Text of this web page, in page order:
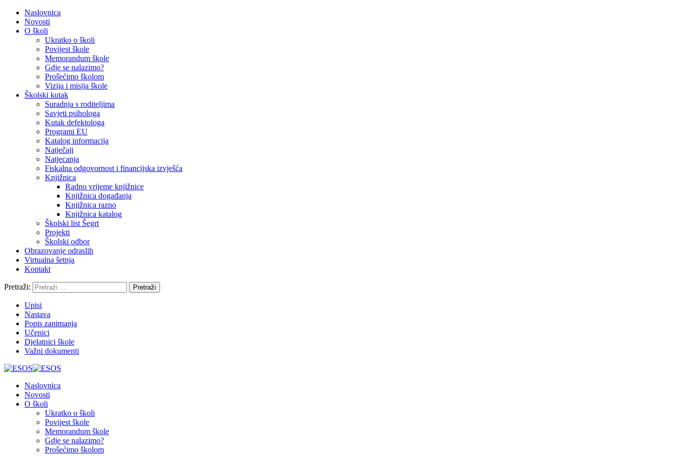
Naslovnica
Novosti
O školi
Ukratko o školi
Povijest škole
Memorandum škole
Gdje se nalazimo?
Prošećimo školom
Vizija i misija škole
Školski kutak
Suradnja s roditeljima
Savjeti psihologa
Kutak defektologa
Programi EU
Katalog informacija
Natječaji
Natjecanja
Fiskalna odgovornost i financijska izvješća
Knjižnica
Radno vrijeme knjižnice
Knjižnica događanja
Knjižnica razno
Knjižnica katalog
Školski list Šegrt
Projekti
Školski odbor
Obrazovanje odraslih
Virtualna šetnja
Kontakt
Pretraži:
Upisi
Nastava
Popis zanimanja
Učenici
Djelatnici škole
Važni dokumenti
Naslovnica
Novosti
O školi
Ukratko o školi
Povijest škole
Memorandum škole
Gdje se nalazimo?
Prošećimo školom